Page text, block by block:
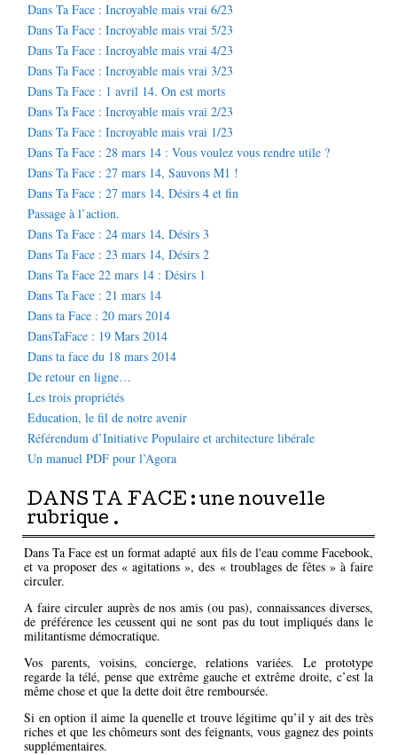
Dans Ta Face : Incroyable mais vrai 6/23
Dans Ta Face : Incroyable mais vrai 5/23
Dans Ta Face : Incroyable mais vrai 4/23
Dans Ta Face : Incroyable mais vrai 3/23
Dans Ta Face : 1 avril 14. On est morts
Dans Ta Face : Incroyable mais vrai 2/23
Dans Ta Face : Incroyable mais vrai 1/23
Dans Ta Face : 28 mars 14 : Vous voulez vous rendre utile ?
Dans Ta Face : 27 mars 14, Sauvons M1 !
Dans Ta Face : 27 mars 14, Désirs 4 et fin
Passage à l’action.
Dans Ta Face : 24 mars 14, Désirs 3
Dans Ta Face : 23 mars 14, Désirs 2
Dans Ta Face 22 mars 14 : Désirs 1
Dans Ta Face : 21 mars 14
Dans ta Face : 20 mars 2014
DansTaFace : 19 Mars 2014
Dans ta face du 18 mars 2014
De retour en ligne…
Les trois propriétés
Education, le fil de notre avenir
Référendum d’Initiative Populaire et architecture libérale
Un manuel PDF pour l’Agora
DANS TA FACE : une nouvelle
rubrique .
Dans Ta Face est un format adapté aux fils de l'eau comme Facebook,
et va proposer des « agitations », des « troublages de fêtes » à faire
circuler.
A faire circuler auprès de nos amis (ou pas), connaissances diverses,
de préférence les ceussent qui ne sont pas du tout impliqués dans le
militantisme démocratique.
Vos parents, voisins, concierge, relations variées. Le prototype
regarde la télé, pense que extrême gauche et extrême droite, c’est la
même chose et que la dette doit être remboursée.
Si en option il aime la quenelle et trouve légitime qu’il y ait des très
riches et que les chômeurs sont des feignants, vous gagnez des points
supplémentaires.